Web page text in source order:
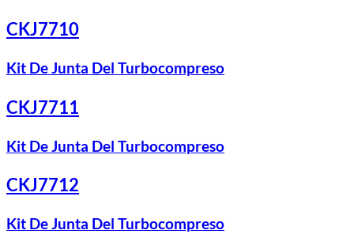
CKJ7710
Kit De Junta Del Turbocompreso
CKJ7711
Kit De Junta Del Turbocompreso
CKJ7712
Kit De Junta Del Turbocompreso